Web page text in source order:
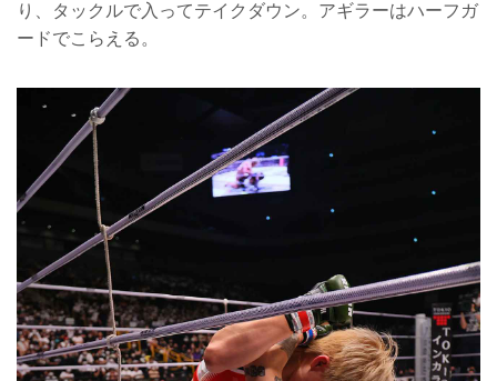
り、タックルで入ってテイクダウン。アギラーはハーフガ
ードでこらえる。